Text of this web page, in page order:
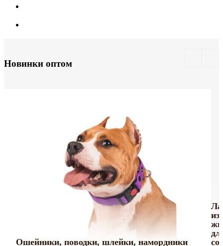
Новинки оптом
Happy
серии
«Де
усиленные
Груминг
Игрушки
мягкой
коллекция
с грудью
ПРОФИ
Ошейники, поводки, шлейки, намордники
из